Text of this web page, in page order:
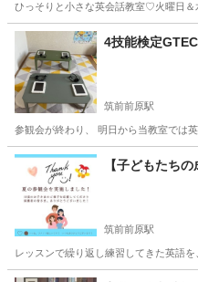
ひっそりと小さな英会話教室♡火曜日＆
福岡 福岡市 西新駅
4技能検定
筑前前原駅
参観会が終わり、 明日から当教室では
福岡 糸島市 筑前前原駅
【子どもたち
筑前前原駅
レッスンで繰り返し練習してきた英語